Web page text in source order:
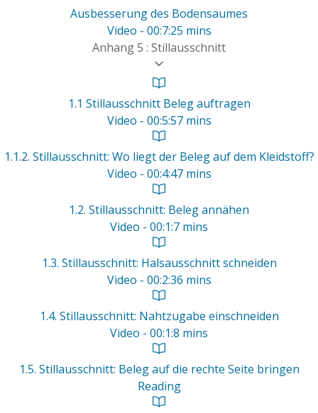
Ausbesserung des Bodensaumes
Video - 00:7:25 mins
Anhang 5 : Stillausschnitt
1.1 Stillausschnitt Beleg auftragen
Video - 00:5:57 mins
1.1.2. Stillausschnitt: Wo liegt der Beleg auf dem Kleidstoff?
Video - 00:4:47 mins
1.2. Stillausschnitt: Beleg annähen
Video - 00:1:7 mins
1.3. Stillausschnitt: Halsausschnitt schneiden
Video - 00:2:36 mins
1.4. Stillausschnitt: Nahtzugabe einschneiden
Video - 00:1:8 mins
1.5. Stillausschnitt: Beleg auf die rechte Seite bringen
Reading